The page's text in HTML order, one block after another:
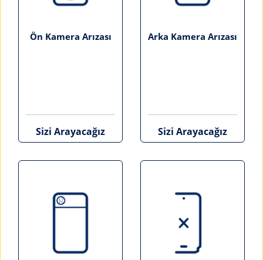
Ön Kamera Arızası
Sizi Arayacağız
Arka Kamera Arızası
Sizi Arayacağız